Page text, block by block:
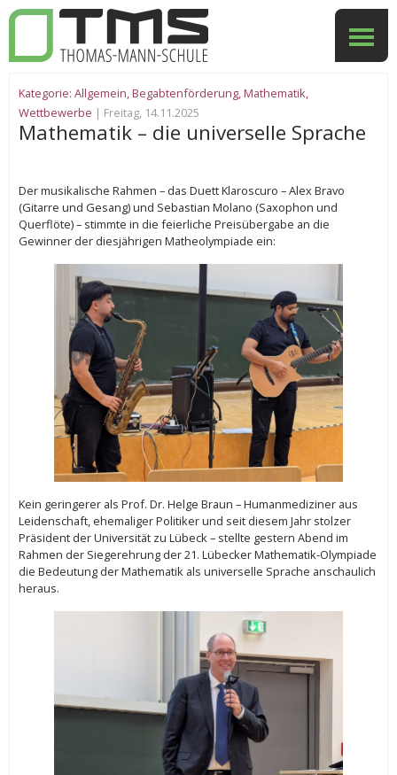
Kategorie: Allgemein,Begabtenförderung,Mathematik,
Wettbewerbe | Freitag, 14.11.2025
Mathematik – die universelle Sprache
Der musikalische Rahmen – das Duett Klaroscuro – Alex Bravo
(Gitarre und Gesang) und Sebastian Molano (Saxophon und
Querflöte) – stimmte in die feierliche Preisübergabe an die
Gewinner der diesjährigen Matheolympiade ein:
Kein geringerer als Prof. Dr. Helge Braun – Humanmediziner aus
Leidenschaft, ehemaliger Politiker und seit diesem Jahr stolzer
Präsident der Universität zu Lübeck – stellte gestern Abend im
Rahmen der Siegerehrung der 21. Lübecker Mathematik-Olympiade
die Bedeutung der Mathematik als universelle Sprache anschaulich
heraus.